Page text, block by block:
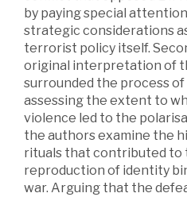
by paying special
strategic considerations
terrorist policy itself.
original interpretation of
surrounded the process
assessing the extent to
violence led to the
the authors examine the
rituals that contributed to
reproduction of identity
war. Arguing that the